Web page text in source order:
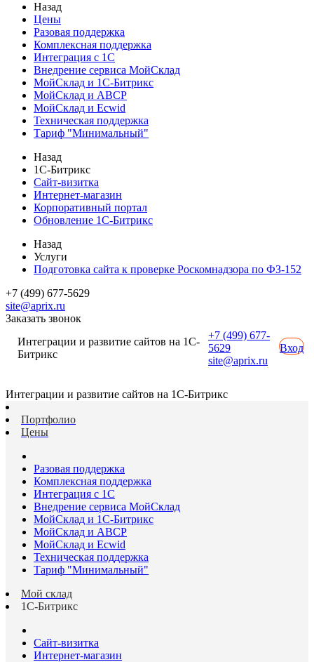
Назад
Цены
Разовая поддержка
Комплексная поддержка
Интеграция с 1С
Внедрение сервиса МойСклад
МойСклад и 1С-Битрикс
МойСклад и ABCP
МойСклад и Ecwid
Техническая поддержка
Тариф "Минимальный"
Назад
1С-Битрикс
Сайт-визитка
Интернет-магазин
Корпоративный портал
Обновление 1С-Битрикс
Назад
Услуги
Подготовка сайта к проверке Роскомнадзора по ФЗ-152
+7 (499) 677-5629
site@aprix.ru
Заказать звонок
Интеграции и развитие сайтов на 1С-
Битрикс
+7 (499) 677-
5629
site@aprix.ru
Вход
Интеграции и развитие сайтов на 1С-Битрикс
Портфолио
Цены
Разовая поддержка
Комплексная поддержка
Интеграция с 1С
Внедрение сервиса МойСклад
МойСклад и 1С-Битрикс
МойСклад и ABCP
МойСклад и Ecwid
Техническая поддержка
Тариф "Минимальный"
Мой склад
1С-Битрикс
Сайт-визитка
Интернет-магазин